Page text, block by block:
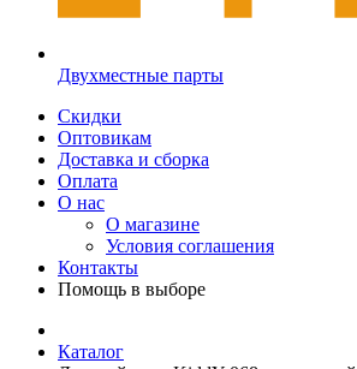
Двухместные парты
Скидки
Оптовикам
Доставка и сборка
Оплата
О нас
О магазине
Условия соглашения
Контакты
Помощь в выборе
Каталог